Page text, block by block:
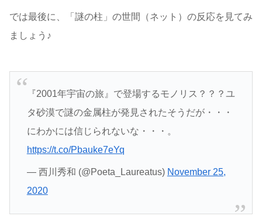
では最後に、「謎の柱」の世間（ネット）の反応を見てみ
ましょう♪
『2001年宇宙の旅』で登場するモノリス？？？ユ
タ砂漠で謎の金属柱が発見されたそうだが・・・
にわかには信じられないな・・・。
https://t.co/Pbauke7eYq
— 西川秀和 (@Poeta_Laureatus) November 25,
2020